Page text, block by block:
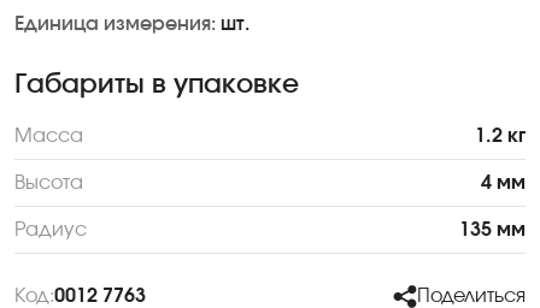
Единица измерения: шт.
Габариты в упаковке
Масса 1.2 кг
Высота 4 мм
Радиус 135 мм
Код:0012 7763 Поделиться